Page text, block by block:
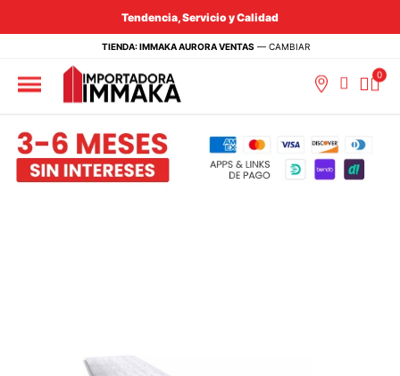
Tendencia, Servicio y Calidad
TIENDA: IMMAKA AURORA VENTAS — CAMBIAR